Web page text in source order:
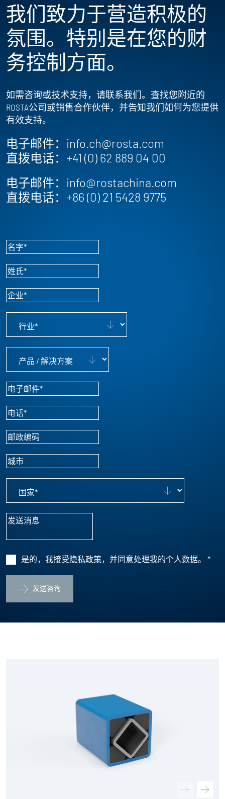
我们致力于营造积极的
氛围。特别是在您的财
务控制方面。
如需咨询或技术支持，请联系我们。查找您附近的
ROSTA公司或销售合作伙伴，并告知我们如何为您提供
有效支持。
电子邮件： info.ch@rosta.com
直拨电话： +41 (0) 62 889 04 00
电子邮件： info@rostachina.com
直拨电话： +86 (0) 21 5428 9775
名字*
姓氏*
企业*
电子邮件*
电话*
邮政编码
城市
消息
是的，我接受隐私政策，并同意处理我的个人数据。 *
发送咨询